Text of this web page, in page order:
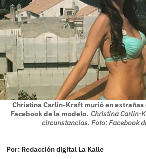
Christina Carlin-Kraft murió en extrañas
Facebook de la modelo. Christina Carlin-
circunstancias. Foto: Facebook
Por: Redacción digital La Kalle